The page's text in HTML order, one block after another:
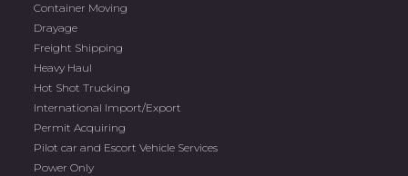
Container Moving
Drayage
Freight Shipping
Heavy Haul
Hot Shot Trucking
International Import/Export
Permit Acquiring
Pilot car and Escort Vehicle Services
Power Only